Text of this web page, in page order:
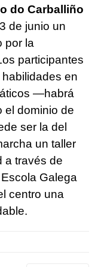
do Carballiño
de junio un
por la
participantes
en
—habrá
el dominio de
ser la del
un taller
a través de
Galega
centro una